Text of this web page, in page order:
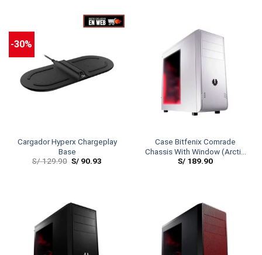
-30%
Cargador Hyperx Chargeplay
Base
S/129.90 S/ 90.93
Case Bitfenix Comrade
Chassis With Window (Arctic
White)
S/189.90